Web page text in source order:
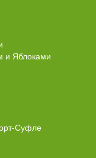
и Яблоками
Суфле